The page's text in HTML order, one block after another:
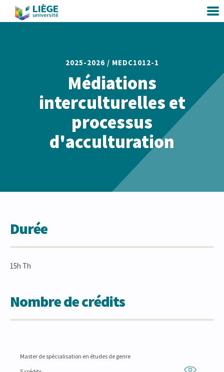
2025-2026 / MEDC1012-1
Médiations
interculturelles et
processus
d'acculturation
Durée
15h Th
Nombre de crédits
Master de spécialisation en études de genre